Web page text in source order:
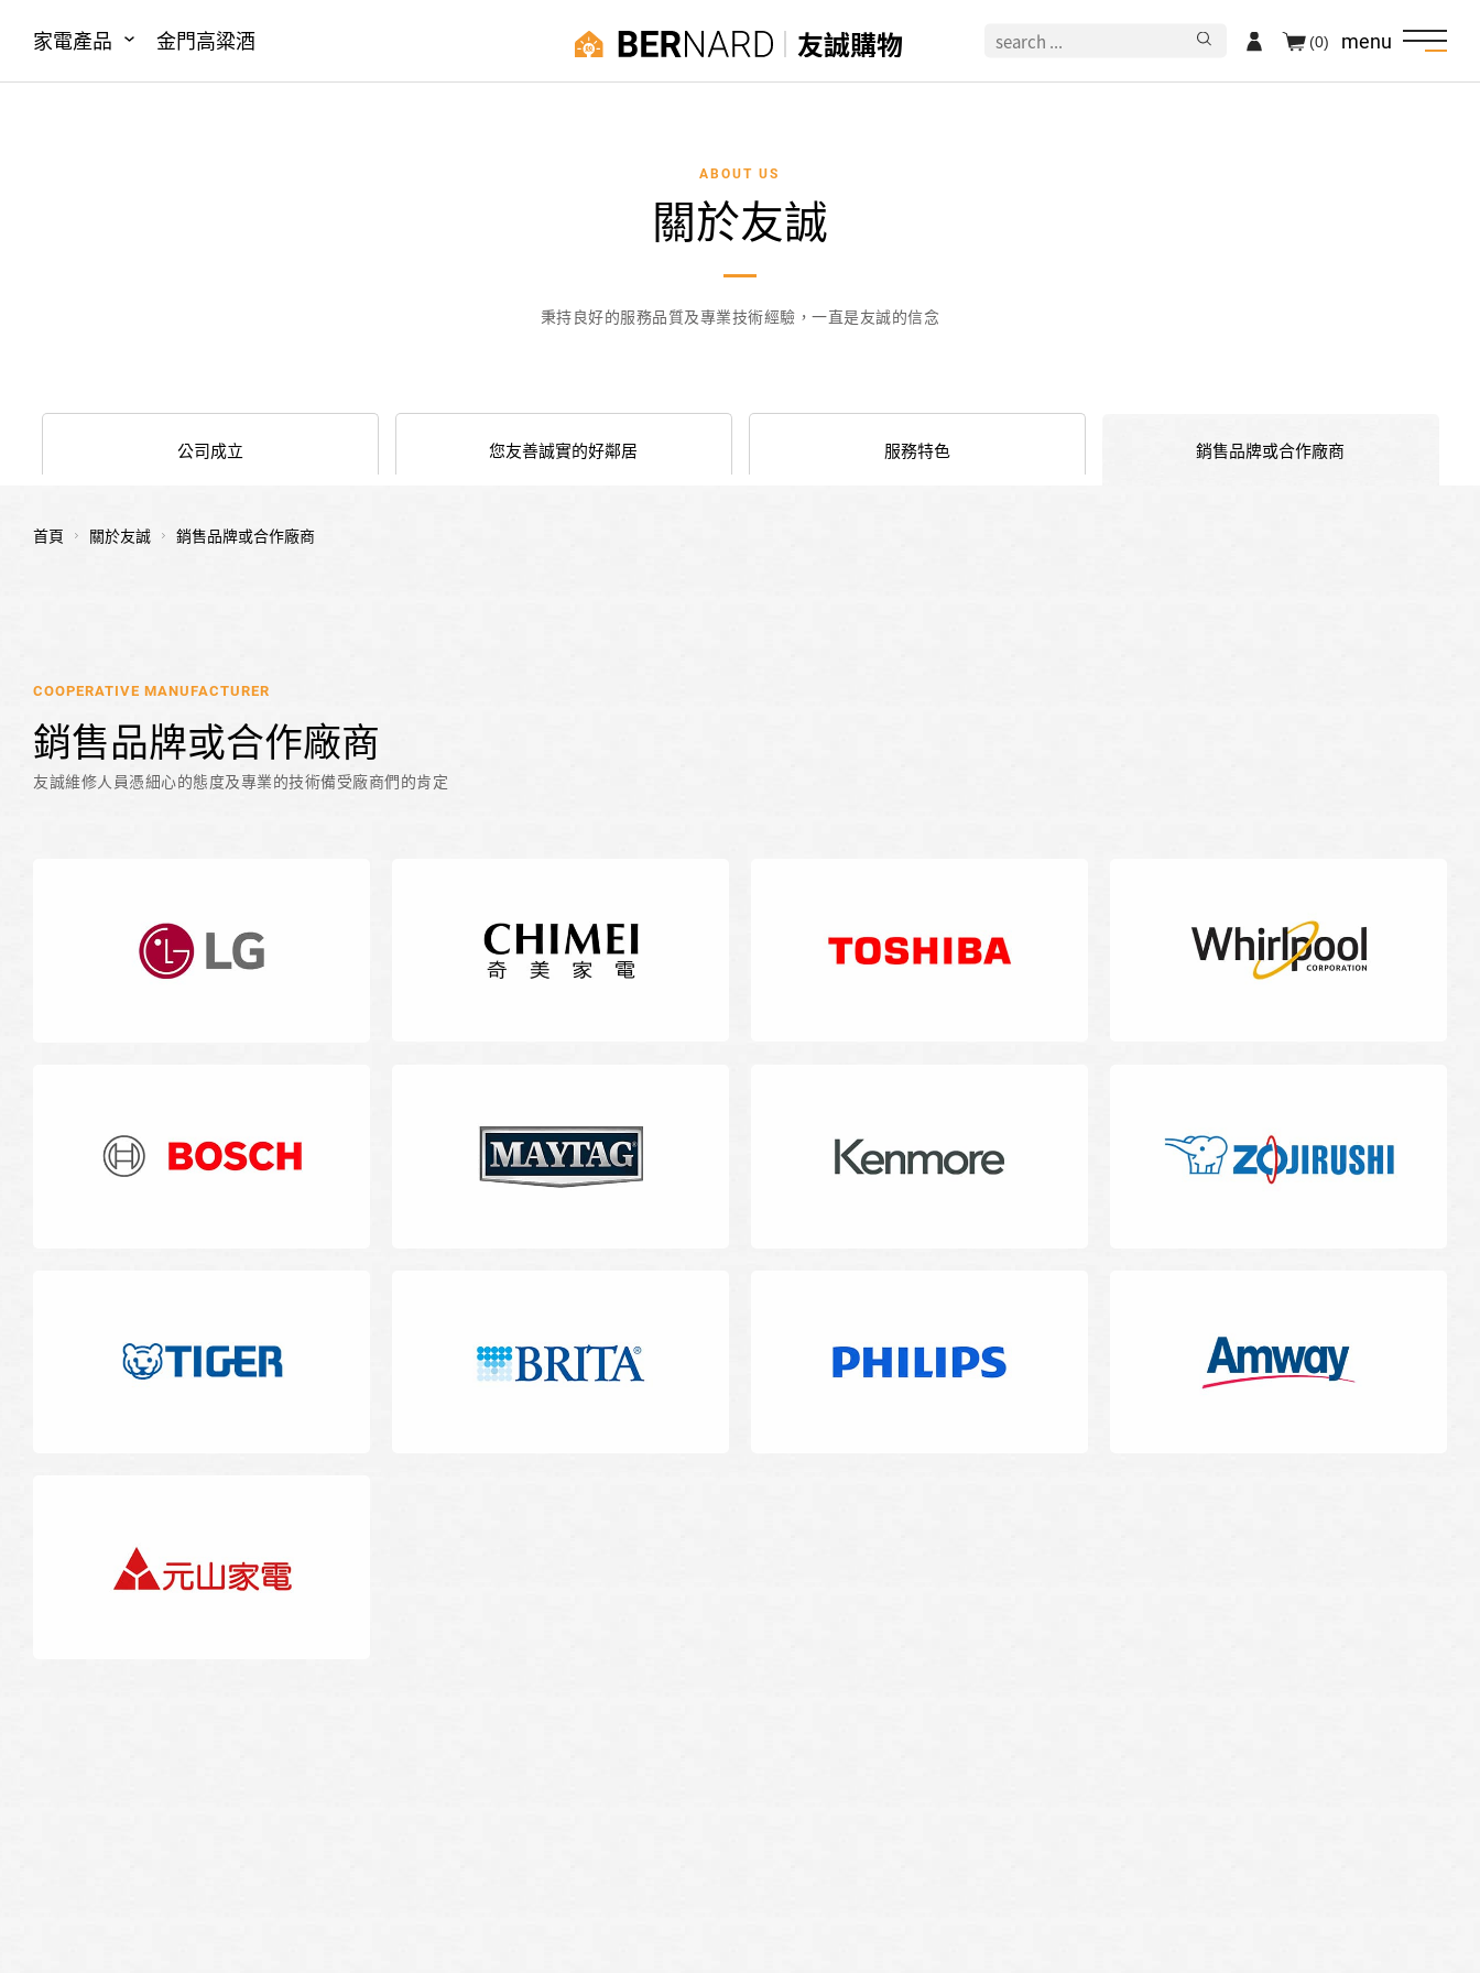
家電產品 金門高粱酒 友誠購物 menu
(0)
ABOUT US
關於友誠
秉持良好的服務品質及專業技術經驗，一直是友誠的信念
公司成立 您友善誠實的好鄰居 服務特色 銷售品牌或合作廠商
首頁 關於友誠 銷售品牌或合作廠商
COOPERATIVE MANUFACTURER
銷售品牌或合作廠商
友誠維修人員憑細心的態度及專業的技術備受廠商們的肯定